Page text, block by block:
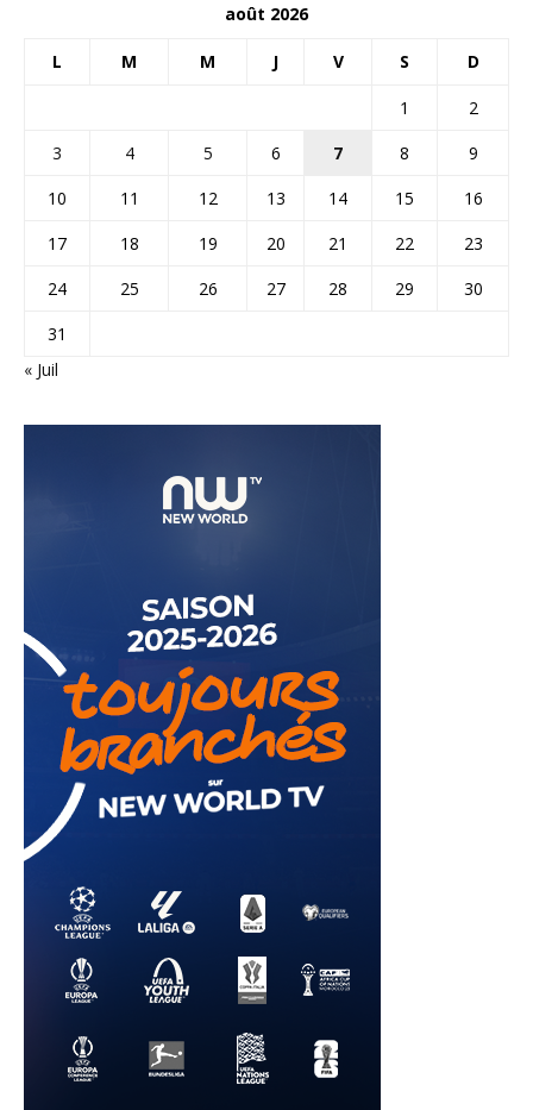
août 2026
L M M J V S D
1
2
3
4 5 6 7 8
9
10
11 12 13 14 15
16
17
18 19 20 21 22
23
24
25 26 27 28 29
30
31
« Juil